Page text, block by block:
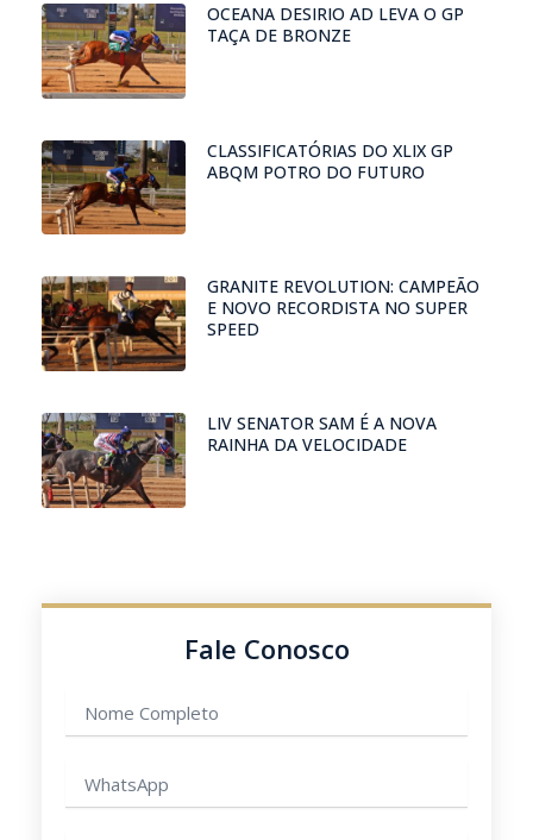
OCEANA DESIRIO AD LEVA O GP
TAÇA DE BRONZE
CLASSIFICATÓRIAS DO XLIX GP
ABQM POTRO DO FUTURO
GRANITE REVOLUTION: CAMPEÃO
E NOVO RECORDISTA NO SUPER
SPEED
LIV SENATOR SAM É A NOVA
RAINHA DA VELOCIDADE
Fale Conosco
completo